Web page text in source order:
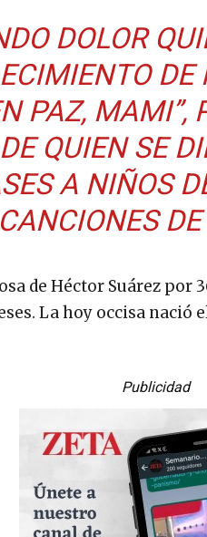
DOLOR
PAZ, MAMI”,
QUIEN SE
A NIÑOS
CANCIONES
de Héctor Suárez por
La hoy occisa nació
Publicidad